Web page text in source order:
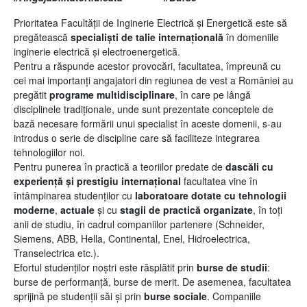
Prioritatea Facultății de Inginerie Electrică și Energetică este să
pregătească specialiști de talie internațională în domeniile
inginerie electrică și electroenergetică.
Pentru a răspunde acestor provocări, facultatea, împreună cu
cei mai importanți angajatori din regiunea de vest a României au
pregătit programe multidisciplinare, în care pe lângă
disciplinele tradiționale, unde sunt prezentate conceptele de
bază necesare formării unui specialist în aceste domenii, s-au
introdus o serie de discipline care să faciliteze integrarea
tehnologiilor noi.
Pentru punerea în practică a teoriilor predate de dascăli cu
experiență și prestigiu internațional facultatea vine în
întâmpinarea studenților cu laboratoare dotate cu tehnologii
moderne, actuale și cu stagii de practică organizate, în toți
anii de studiu, în cadrul companiilor partenere (Schneider,
Siemens, ABB, Hella, Continental, Enel, Hidroelectrica,
Transelectrica etc.).
Efortul studenților noștri este răsplătit prin burse de studii:
burse de performanță, burse de merit. De asemenea, facultatea
sprijină pe studenții săi și prin burse sociale. Companiile